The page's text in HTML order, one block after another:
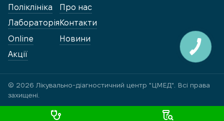
Поліклініка
Лабораторія
Online
Акції
Про нас
Контакти
Новини
© 2026 Лікувально-діагностичний центр "ЦМЕД". Всі права
захищені.